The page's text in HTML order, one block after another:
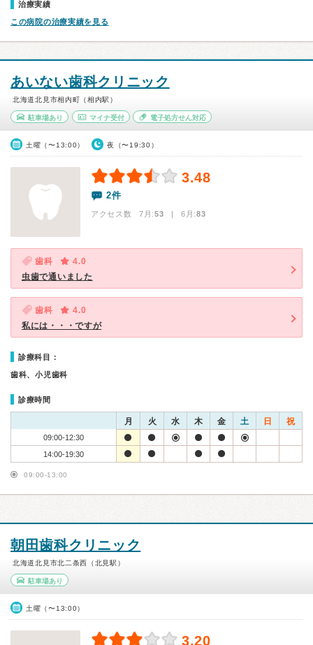
治療実績
この病院の治療実績を見る
あいない歯科クリニック
北海道北見市相内町（相内駅）
駐車場あり マイナ受付 電子処方せん対応
土曜（〜13:00） 夜（〜19:30）
3.48
2件
アクセス数 7月:53 | 6月:83
歯科
4.0
虫歯で通いました
歯科
4.0
私には・・・ですが
診療科目：
歯科、小児歯科
診療時間
月 火 水 木 金 土 日 祝
09:00-12:30
14:00-19:30
09:00-13:00
朝田歯科クリニック
北海道北見市北二条西（北見駅）
駐車場あり
土曜（〜13:00）
3.20